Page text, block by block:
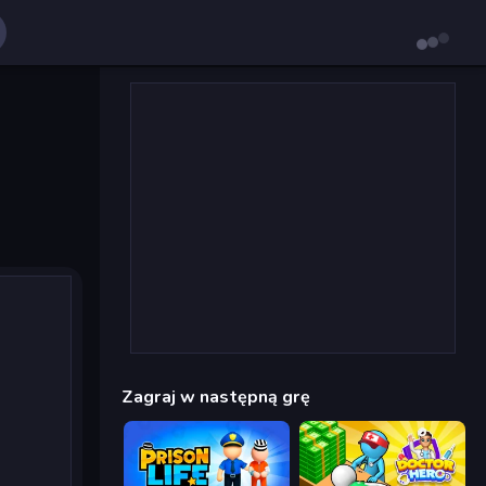
Zagraj w następną grę